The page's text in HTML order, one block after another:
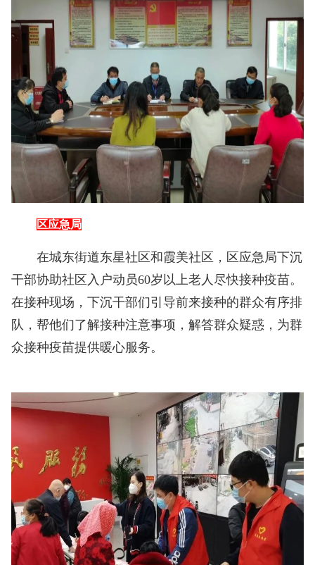
区应急局
在城东街道东星社区和霞美社区，区应急局下沉
干部协助社区入户动员60岁以上老人尽快接种疫苗。
在接种现场，下沉干部们引导前来接种的群众有序排
队，帮他们了解接种注意事项，解答群众疑惑，为群
众接种疫苗提供暖心服务。